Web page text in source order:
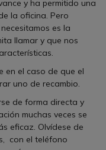
y ha permitido una
la oficina. Pero
es la
llamar y que nos
en el caso de que el
uno de recambio.
de forma directa y
muchas veces se
eficaz. Olvídese de
con el teléfono